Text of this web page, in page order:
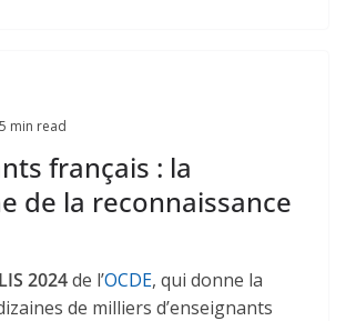
5 min read
français : la
de la reconnaissance
2024de l’OCDE, qui donne la
de milliers d’enseignants